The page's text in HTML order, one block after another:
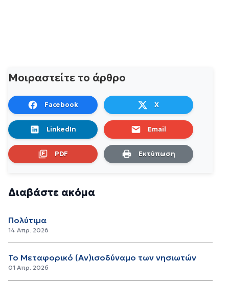
Μοιραστείτε το άρθρο
Facebook X
LinkedIn Email
PDF Εκτύπωση
Διαβάστε ακόμα
Πολύτιμα
14 Απρ. 2026
Το Μεταφορικό (Αν)ισοδύναμο των νησιωτών
01 Απρ. 2026